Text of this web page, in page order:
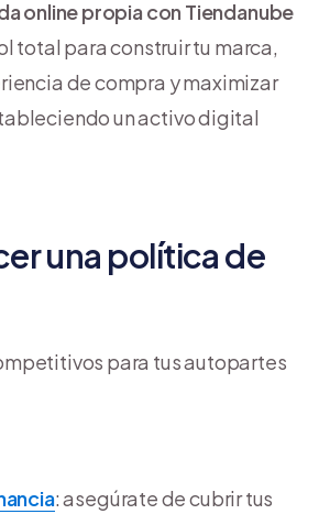
online propia con Tiendanube
total para construir tu marca,
de compra y maximizar
un activo digital
una política de
para tus autopartes
: asegúrate de cubrir tus